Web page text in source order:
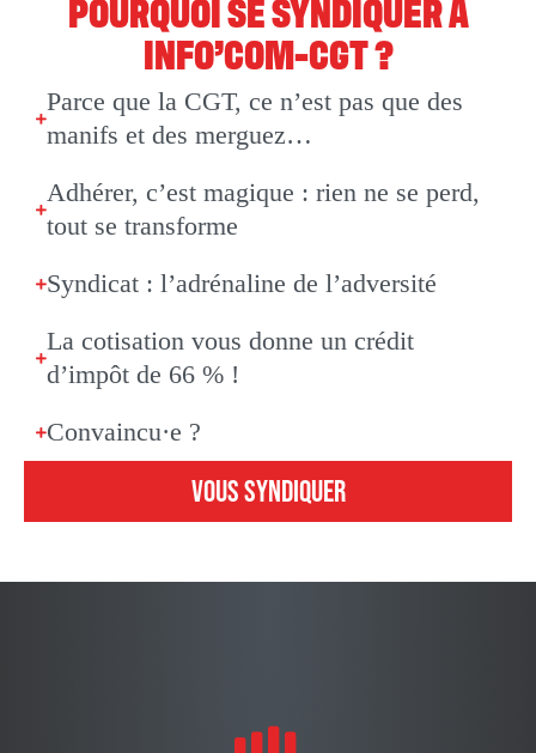
INFO’COM-CGT ?
Parce que la CGT, ce n’est pas que des
manifs et des merguez…
Adhérer, c’est magique : rien ne se perd,
tout se transforme
Syndicat : l’adrénaline de l’adversité
La cotisation vous donne un crédit
d’impôt de 66 % !
Convaincu·e ?
VOUS SYNDIQUER